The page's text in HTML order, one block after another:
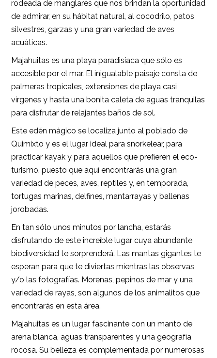
rodeada de manglares que nos brindan la oportunidad
de admirar, en su hábitat natural, al cocodrilo, patos
silvestres, garzas y una gran variedad de aves
acuáticas.
Majahuitas es una playa paradisíaca que sólo es
accesible por el mar. El inigualable paisaje consta de
palmeras tropicales, extensiones de playa casi
vírgenes y hasta una bonita caleta de aguas tranquilas
para disfrutar de relajantes baños de sol.
Este edén mágico se localiza junto al poblado de
Quimixto y es el lugar ideal para snorkelear, para
practicar kayak y para aquellos que prefieren el eco-
turismo, puesto que aquí encontrarás una gran
variedad de peces, aves, reptiles y, en temporada,
tortugas marinas, delfines, mantarrayas y ballenas
jorobadas.
En tan sólo unos minutos por lancha, estarás
disfrutando de este increíble lugar cuya abundante
biodiversidad te sorprenderá. Las mantas gigantes te
esperan para que te diviertas mientras las observas
y/o las fotografías. Morenas, pepinos de mar y una
variedad de rayas, son algunos de los animalitos que
encontrarás en esta área.
Majahuitas es un lugar fascinante con un manto de
arena blanca, aguas transparentes y una geografía
rocosa. Su belleza es complementada por numerosas